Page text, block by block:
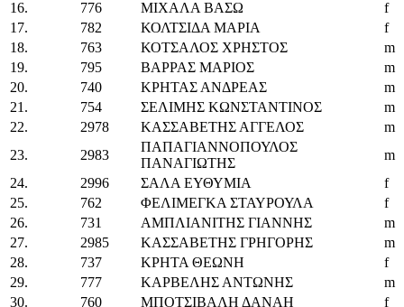
16.
776 ΜΙΧΑΛΑ ΒΑΣΩ
f
17.
782 ΚΟΛΤΣΙΔΑ ΜΑΡΙΑ
f
18.
763 ΚΟΤΣΑΛΟΣ ΧΡΗΣΤΟΣ
m
19.
795 ΒΑΡΡΑΣ ΜΑΡΙΟΣ
m
20.
740 ΚΡΗΤΑΣ ΑΝΔΡΕΑΣ
m
21.
754 ΣΕΛΙΜΗΣ ΚΩΝΣΤΑΝΤΙΝΟΣ
m
22.
2978 ΚΑΣΣΑΒΕΤΗΣ ΑΓΓΕΛΟΣ
m
23.
2983
ΠΑΠΑΓΙΑΝΝΟΠΟΥΛΟΣ
ΠΑΝΑΓΙΩΤΗΣ
m
24.
2996 ΣΑΛΑ ΕΥΘΥΜΙΑ
f
25.
762 ΦΕΛΙΜΕΓΚΑ ΣΤΑΥΡΟΥΛΑ
f
26.
731 ΑΜΠΛΙΑΝΙΤΗΣ ΓΙΑΝΝΗΣ
m
27.
2985 ΚΑΣΣΑΒΕΤΗΣ ΓΡΗΓΟΡΗΣ
m
28.
737 ΚΡΗΤΑ ΘΕΩΝΗ
f
29.
777 ΚΑΡΒΕΛΗΣ ΑΝΤΩΝΗΣ
m
30.
760 ΜΠΟΤΣΙΒΑΛΗ ΔΑΝΑΗ
f